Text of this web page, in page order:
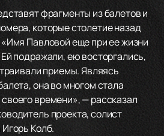
фрагменты из балетов и
которые столетие назад
Павловой еще при ее жизни
подражали, ею восторгались,
приемы. Являясь
она во многом стала
времени», — рассказал
проекта, солист
Колб.